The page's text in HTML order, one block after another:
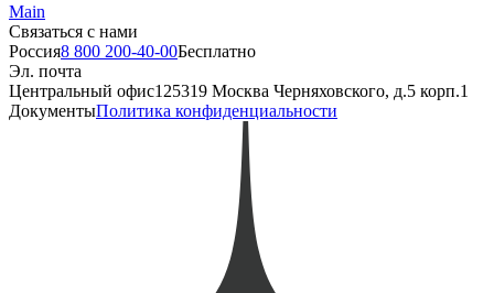
Main
Связаться с нами
Россия8 800 200-40-00Бесплатно
Эл. почта
Центральный офис125319 Москва Черняховского, д.5 корп.1
ДокументыПолитика конфиденциальности